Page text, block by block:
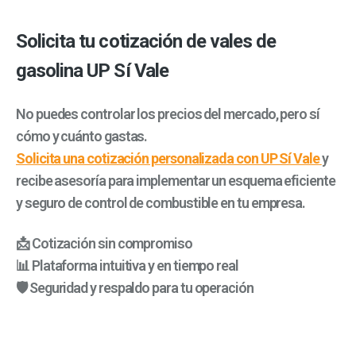
Solicita tu cotización de vales de
gasolina UP Sí Vale
No puedes controlar los precios del mercado, pero sí
cómo y cuánto gastas.
Solicita una cotización personalizada con UP Sí Valey
recibe asesoría para implementar un esquema eficiente
y seguro de control de combustible en tu empresa.
📩 Cotización sin compromiso
📊 Plataforma intuitiva y en tiempo real
🛡️ Seguridad y respaldo para tu operación